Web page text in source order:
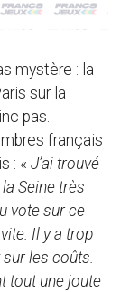
mystère : la
sur la
pas.
français
: « J’ai trouvé
la Seine très
vote sur ce
Il y a trop
les coûts.
tout une joute